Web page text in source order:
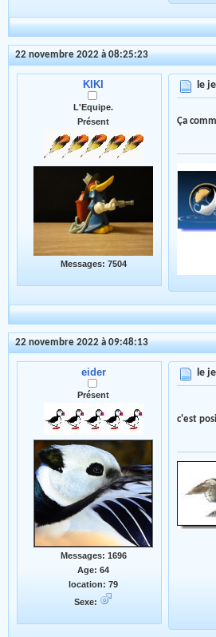
22 novembre 2022 à 08:25:23
KIKI
L'Equipe.
Présent
Messages: 7504
le
Ça
22 novembre 2022 à 09:48:13
eider
Présent
Messages: 1696
Age: 64
location: 79
Sexe:
le
c'est